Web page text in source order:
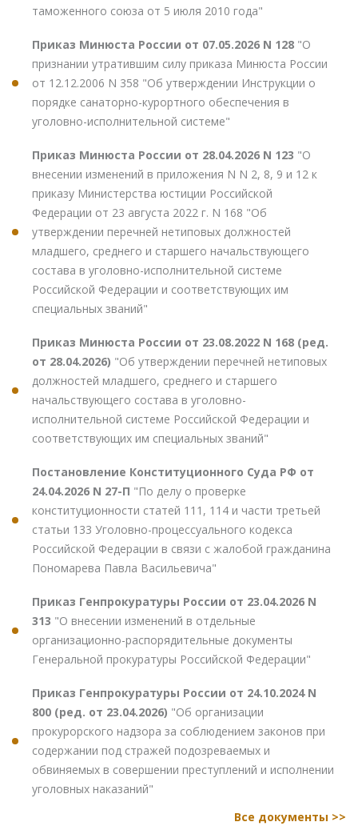
таможенного союза от 5 июля 2010 года"
Приказ Минюста России от 07.05.2026 N 128 "О
признании утратившим силу приказа Минюста России
от 12.12.2006 N 358 "Об утверждении Инструкции о
порядке санаторно-курортного обеспечения в
уголовно-исполнительной системе"
Приказ Минюста России от 28.04.2026 N 123 "О
внесении изменений в приложения N N 2, 8, 9 и 12 к
приказу Министерства юстиции Российской
Федерации от 23 августа 2022 г. N 168 "Об
утверждении перечней нетиповых должностей
младшего, среднего и старшего начальствующего
состава в уголовно-исполнительной системе
Российской Федерации и соответствующих им
специальных званий"
Приказ Минюста России от 23.08.2022 N 168 (ред.
от 28.04.2026) "Об утверждении перечней нетиповых
должностей младшего, среднего и старшего
начальствующего состава в уголовно-
исполнительной системе Российской Федерации и
соответствующих им специальных званий"
Постановление Конституционного Суда РФ от
24.04.2026 N 27-П "По делу о проверке
конституционности статей 111, 114 и части третьей
статьи 133 Уголовно-процессуального кодекса
Российской Федерации в связи с жалобой гражданина
Пономарева Павла Васильевича"
Приказ Генпрокуратуры России от 23.04.2026 N
313 "О внесении изменений в отдельные
организационно-распорядительные документы
Генеральной прокуратуры Российской Федерации"
Приказ Генпрокуратуры России от 24.10.2024 N
800 (ред. от 23.04.2026) "Об организации
прокурорского надзора за соблюдением законов при
содержании под стражей подозреваемых и
обвиняемых в совершении преступлений и исполнении
уголовных наказаний"
Все документы >>